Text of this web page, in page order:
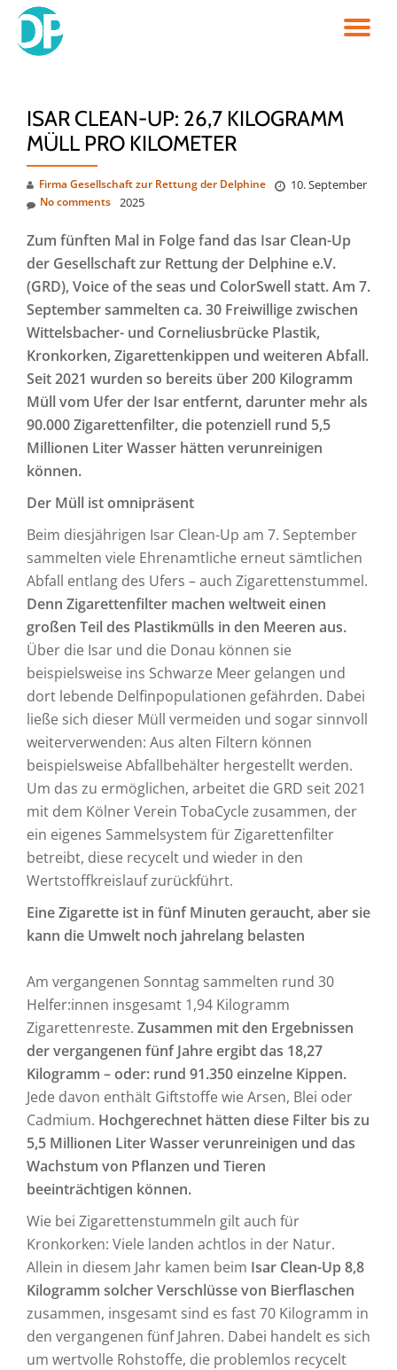
Skip
ISAR CLEAN-UP: 26,7 KILOGRAMM
MÜLL PRO KILOMETER
Firma Gesellschaft zur Rettung der Delphine
10. September
2025
No comments
Zum fünften Mal in Folgefand das Isar Clean-Up
der Gesellschaft zur Rettung der Delphine e.V.
(GRD), Voice of the seas und ColorSwell statt. Am 7.
September sammelten ca. 30 Freiwillige zwischen
Wittelsbacher- und Corneliusbrücke Plastik,
Kronkorken, Zigarettenkippen und weiteren Abfall.
Seit 2021 wurden so bereits über 200 Kilogramm
Müll vom Ufer der Isar entfernt, darunter mehr als
90.000 Zigarettenfilter, die potenziell rund 5,5
Millionen Liter Wasser hätten verunreinigen
können.
Der Müll ist omnipräsent
Beim diesjährigen Isar Clean-Up am 7. September
sammelten viele Ehrenamtliche erneut sämtlichen
Abfall entlang des Ufers – auch Zigarettenstummel.
Denn Zigarettenfilter machen weltweit einen
großen Teil des Plastikmülls in den Meeren aus.
Über die Isar und die Donau können sie
beispielsweise ins Schwarze Meer gelangen und
dort lebende Delfinpopulationen gefährden. Dabei
ließe sich dieser Müll vermeiden und sogar sinnvoll
weiterverwenden: Aus alten Filtern können
beispielsweise Abfallbehälter hergestellt werden.
Um das zu ermöglichen, arbeitet die GRD seit 2021
mit dem Kölner Verein TobaCycle zusammen, der
ein eigenes Sammelsystem für Zigarettenfilter
betreibt, diese recycelt und wieder in den
Wertstoffkreislauf zurückführt.
Eine Zigarette ist in fünf Minuten geraucht, aber sie
kann die Umwelt noch jahrelang belasten
Am vergangenen Sonntag sammelten rund 30
Helfer:innen insgesamt 1,94 Kilogramm
Zigarettenreste. Zusammen mit den Ergebnissen
der vergangenen fünf Jahre ergibt das 18,27
Kilogramm – oder: rund 91.350 einzelne Kippen.
Jede davon enthält Giftstoffe wie Arsen, Blei oder
Cadmium. Hochgerechnet hätten diese Filter bis zu
5,5 Millionen Liter Wasser verunreinigen und das
Wachstum von Pflanzen und Tieren
beeinträchtigen können.
Wie bei Zigarettenstummeln gilt auch für
Kronkorken: Viele landen achtlos in der Natur.
Allein in diesem Jahr kamen beim Isar Clean-Up 8,8
Kilogramm solcher Verschlüsse von Bierflaschen
zusammen, insgesamt sind es fast 70 Kilogramm in
den vergangenen fünf Jahren. Dabei handelt es sich
um wertvolle Rohstoffe, die problemlos recycelt